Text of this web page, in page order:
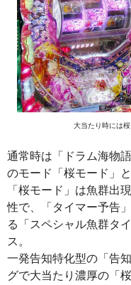
大当たり時には
通常時は「ドラム海物
のモード「桜モード」
「桜モード」は魚群出
性で、「タイマー予告
る「スペシャル魚群タ
ス。
一発告知特化型の「告
グで大当たり濃厚の「